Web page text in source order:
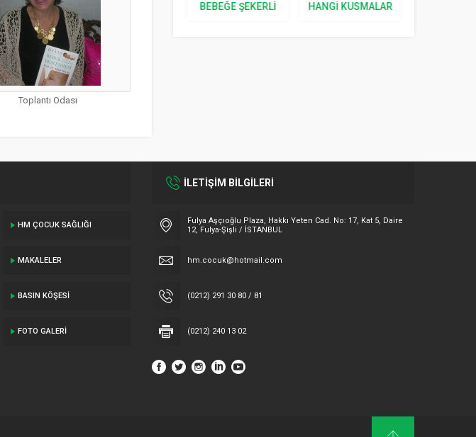
Toplantı Odası
KULLANILMALI?
BEBEĞE ŞEKERLI
HANGI KUSMALAR
HM ÇOCUK SAĞLIĞI
MAKALELER
BASIN KÖŞESI
FOTO GALERI
İLETİŞİM BİLGİLERİ
Fulya Aşçıoğlu Plaza, Hakkı Yeten Cad. No: 17, Kat 5, Daire
12, Fulya-Şişli / İSTANBUL
hm.cocuk@hotmail.com
(0212) 291 30 80 / 81
(0212) 240 13 02